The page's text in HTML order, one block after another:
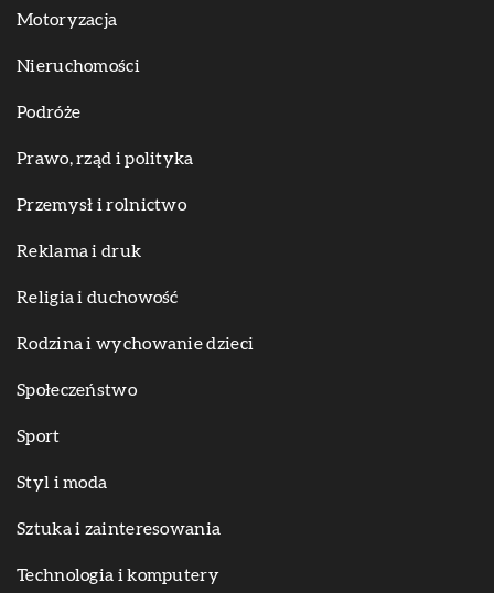
Motoryzacja
Nieruchomości
Podróże
Prawo, rząd i polityka
Przemysł i rolnictwo
Reklama i druk
Religia i duchowość
Rodzina i wychowanie dzieci
Społeczeństwo
Sport
Styl i moda
Sztuka i zainteresowania
Technologia i komputery